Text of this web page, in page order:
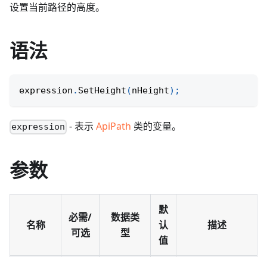
设置当前路径的高度。
语法
expression . SetHeight (nHeight) ;
expression - 表示ApiPath 类的变量。
参数
名称
必需/
可选
数据类
型
默
认
值
描述